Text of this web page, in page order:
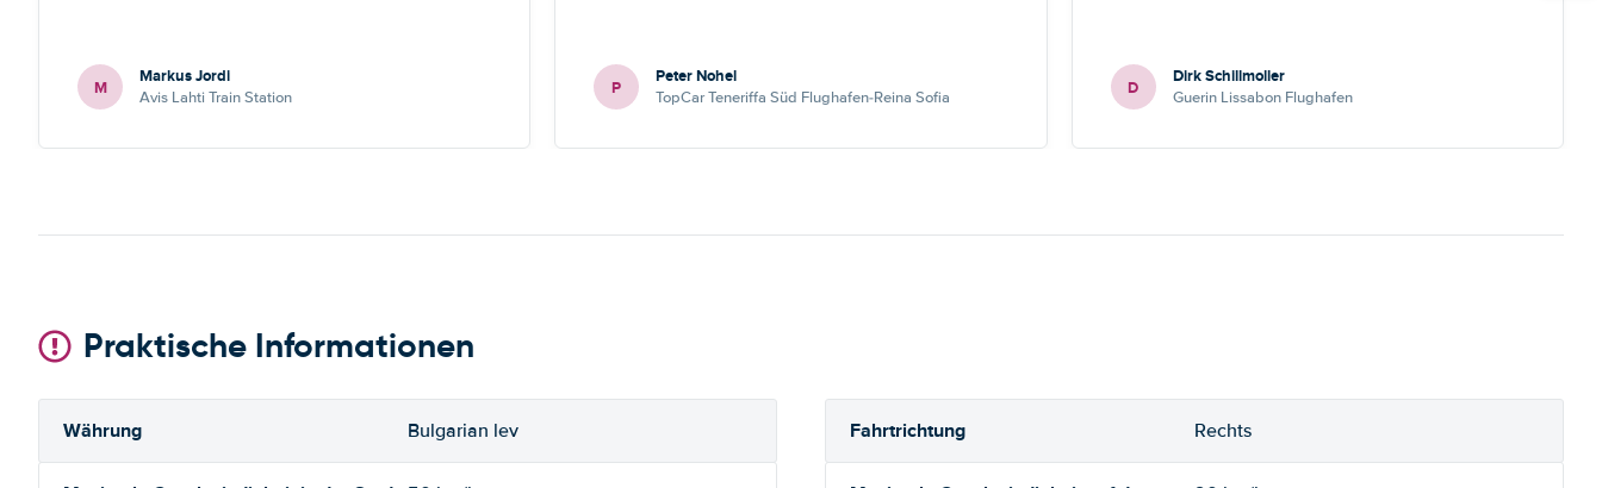
M Markus Jordi
Avis Lahti Train Station P Peter Nohel
TopCar Teneriffa Süd Flughafen-Reina Sofia D Dirk Schillmoller
Guerin Lissabon Flughafen
Praktische Informationen
Währung Bulgarian lev Fahrtrichtung Rechts